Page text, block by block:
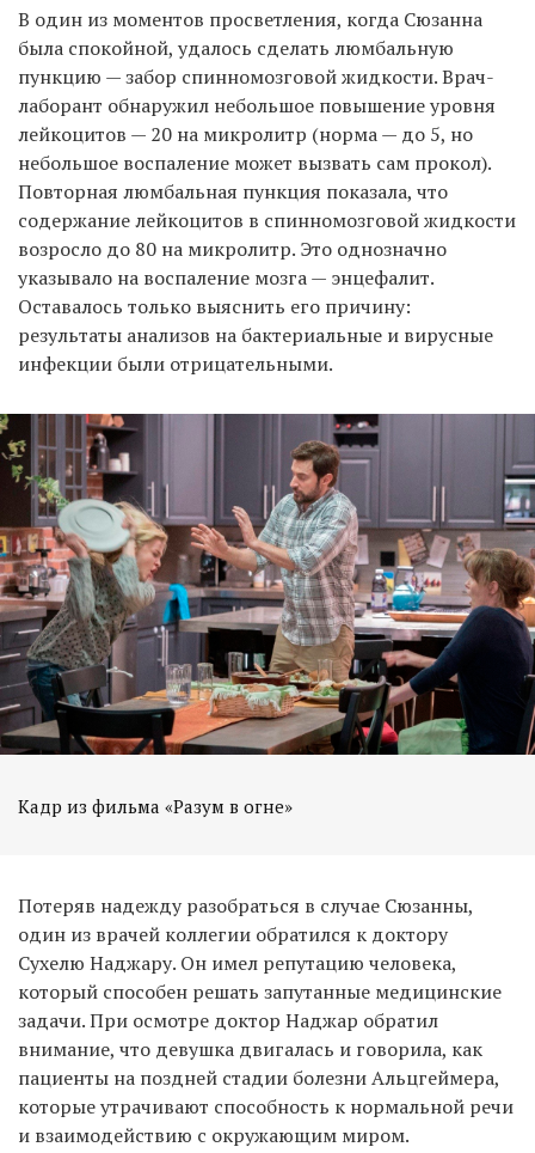
В один из моментов просветления, когда Сюзанна
была спокойной, удалось сделать люмбальную
пункцию — забор спинномозговой жидкости. Врач-
лаборант обнаружил небольшое повышение уровня
лейкоцитов — 20 на микролитр (норма — до 5, но
небольшое воспаление может вызвать сам прокол).
Повторная люмбальная пункция показала, что
содержание лейкоцитов в спинномозговой жидкости
возросло до 80 на микролитр. Это однозначно
указывало на воспаление мозга — энцефалит.
Оставалось только выяснить его причину:
результаты анализов на бактериальные и вирусные
инфекции были отрицательными.
Кадр из фильма «Разум в огне»
Потеряв надежду разобраться в случае Сюзанны,
один из врачей коллегии обратился к доктору
Сухелю Наджару. Он имел репутацию человека,
который способен решать запутанные медицинские
задачи. При осмотре доктор Наджар обратил
внимание, что девушка двигалась и говорила, как
пациенты на поздней стадии болезни Альцгеймера,
которые утрачивают способность к нормальной речи
и взаимодействию с окружающим миром.